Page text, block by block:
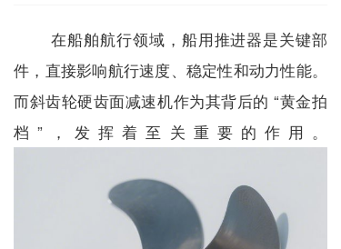
a
t
n
在船舶航行领域，船用推进器是关键部
件，直接影响航行速度、稳定性和动力性能。
而斜齿轮硬齿面减速机作为其背后的 “黄金拍
档”，发挥着至关重要的作用。